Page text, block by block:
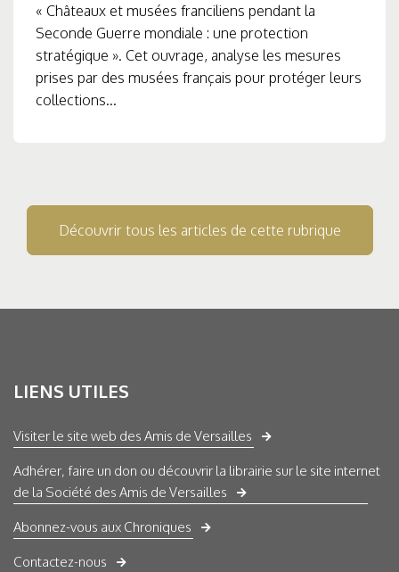
« Châteaux et musées franciliens pendant la
Seconde Guerre mondiale : une protection
stratégique ». Cet ouvrage, analyse les mesures
prises par des musées français pour protéger leurs
collections...
Découvrir tous les articles de cette rubrique
LIENS UTILES
Visiter le site web des Amis de Versailles
Adhérer, faire un don ou découvrir la librairie sur le site internet
de la Société des Amis de Versailles
Abonnez-vous aux Chroniques
Contactez-nous